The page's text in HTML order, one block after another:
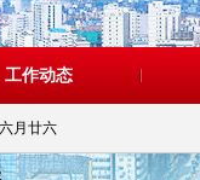
工作动态
月廿六